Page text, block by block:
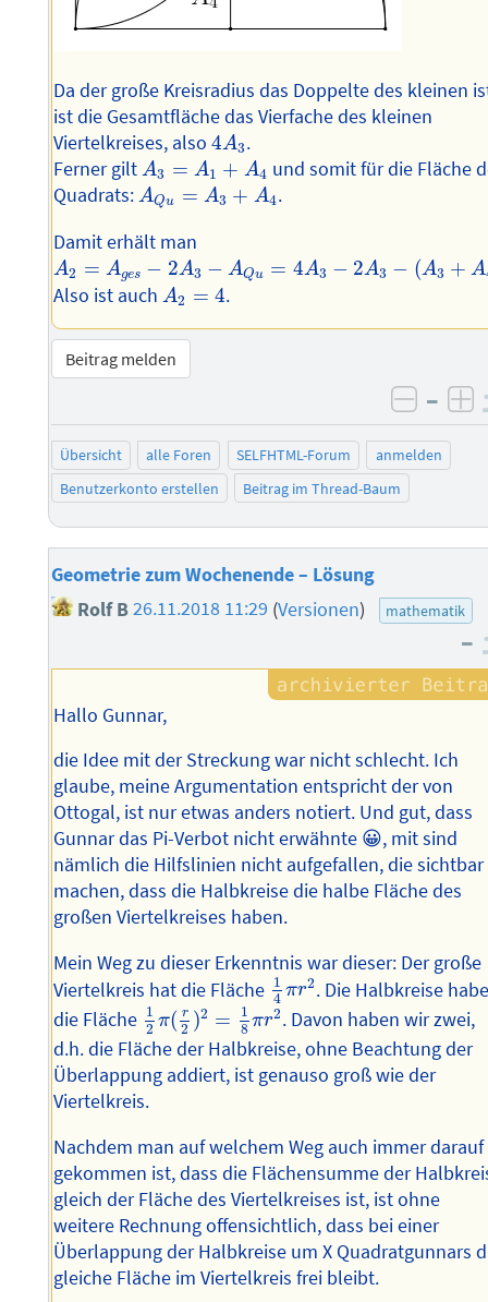
Da der große Kreisradius das Doppelte des kleinen
ist die Gesamtfläche das Vierfache des kleinen
Viertelkreises, also4A3
4 A3 .
Ferner giltA3 = A1 + A4
A3 = +A
und somit für die Fläche
Quadrats:AQu = A3 + A4
AQ +A 4
.
Damit erhält man
A2 = Ages − 2A3 − AQu = 4A3 − 2A3 − (A3 + A
A2 es −A Q A −( A 4) =A A4 = .
Also ist auchA2 = 4
A2 4 .
Beitrag melden
–
Übersicht alle Foren SELFHTML-Forum
anmelden
Benutzerkonto erstellen
Beitrag im Thread-Baum
Geometrie zum Wochenende – Lösung
Rolf B26.11.2018 11:29 (Versionen) mathematik
–
Hallo Gunnar,
die Idee mit der Streckung war nicht schlecht. Ich
glaube, meine Argumentation entspricht der von
Ottogal, ist nur etwas anders notiert. Und gut, dass
Gunnar das Pi-Verbot nicht erwähnte 😀, mit sind
nämlich die Hilfslinien nicht aufgefallen, die sichtbar
machen, dass die Halbkreise die halbe Fläche des
großen Viertelkreises haben.
Mein Weg zu dieser Erkenntnis war dieser: Der große
Viertelkreis hat die Fläche 1
4 πr2
14πr2. Die Halbkreise
die Fläche 1
2 π( r
2 )2 =
1
8 πr2
1 π(r2)2 8π
. Davon haben wir zwei,
d.h. die Fläche der Halbkreise, ohne Beachtung der
Überlappung addiert, ist genauso groß wie der
Viertelkreis.
Nachdem man auf welchem Weg auch immer darauf
gekommen ist, dass die Flächensumme der
gleich der Fläche des Viertelkreises ist, ist ohne
weitere Rechnung offensichtlich, dass bei einer
Überlappung der Halbkreise um X Quadratgunnars
gleiche Fläche im Viertelkreis frei bleibt.